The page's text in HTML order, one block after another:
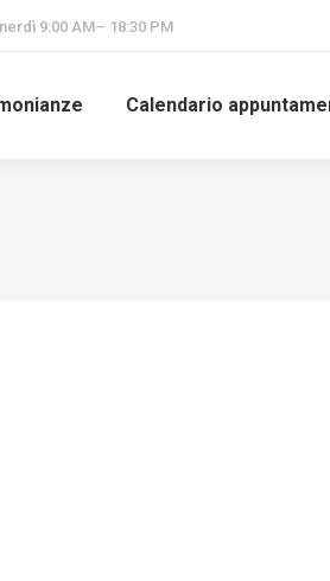
9:00 AM– 18:30 PM
Calendario